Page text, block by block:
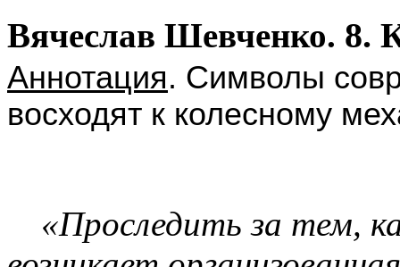
Вячеслав Шевченко. 8.
Аннотация. Символы
восходят к колесному
«Проследить за тем,